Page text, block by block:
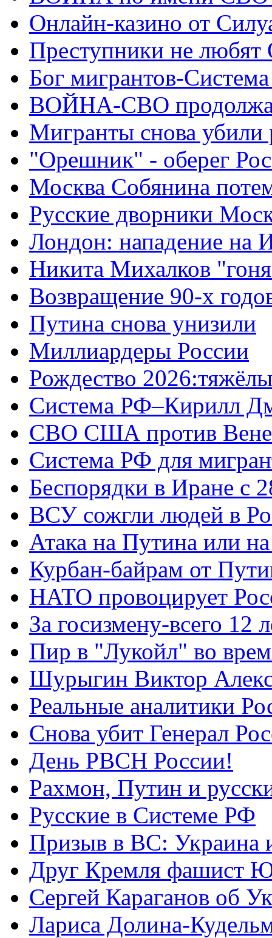
Онлайн-казино от
Преступники не
Бог мигрантов-
ВОЙНА-СВО
Мигранты снова убили
"Орешник" - оберег
Москва Собянина
Русские дворники
Лондон: нападение на
Никита Михалков
Возвращение 90-х
Путина снова унизили
Миллиардеры России
Рождество
Система РФ–Кирилл
СВО США против
Система РФ для
Беспорядки в Иране с
ВСУ сожгли людей в
Атака на Путина или
Курбан-байрам от
НАТО провоцирует
За госизмену-всего 12
Пир в "Лукойл" во
Шурыгин Виктор
Реальные аналитики
Снова убит Генерал
День РВСН России!
Рахмон, Путин и
Русские в Системе РФ
Призыв в ВС: Украина
Друг Кремля фашист
Сергей Караганов об
Лариса Долина-